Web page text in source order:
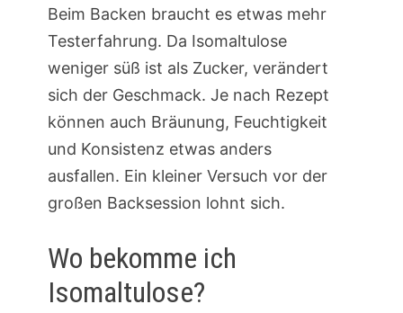
Beim Backen braucht es etwas mehr
Testerfahrung. Da Isomaltulose
weniger süß ist als Zucker, verändert
sich der Geschmack. Je nach Rezept
können auch Bräunung, Feuchtigkeit
und Konsistenz etwas anders
ausfallen. Ein kleiner Versuch vor der
großen Backsession lohnt sich.
Wo bekomme ich
Isomaltulose?